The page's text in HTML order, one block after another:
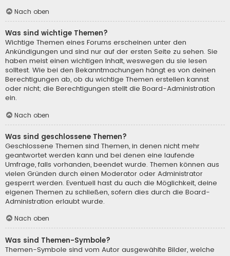
Nach oben
Was sind wichtige Themen?
Wichtige Themen eines Forums erscheinen unter den
Ankündigungen und sind nur auf der ersten Seite zu sehen. Sie
haben meist einen wichtigen Inhalt, weswegen du sie lesen
solltest. Wie bei den Bekanntmachungen hängt es von deinen
Berechtigungen ab, ob du wichtige Themen erstellen kannst
oder nicht; die Berechtigungen stellt die Board-Administration
ein.
Nach oben
Was sind geschlossene Themen?
Geschlossene Themen sind Themen, in denen nicht mehr
geantwortet werden kann und bei denen eine laufende
Umfrage, falls vorhanden, beendet wurde. Themen können aus
vielen Gründen durch einen Moderator oder Administrator
gesperrt werden. Eventuell hast du auch die Möglichkeit, deine
eigenen Themen zu schließen, sofern dies durch die Board-
Administration erlaubt wurde.
Nach oben
Was sind Themen-Symbole?
Themen-Symbole sind vom Autor ausgewählte Bilder, welche